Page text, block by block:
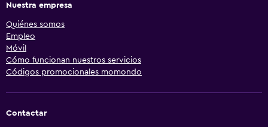
Nuestra empresa
Quiénes somos
Empleo
Móvil
Cómo funcionan nuestros servicios
Códigos promocionales momondo
Contactar